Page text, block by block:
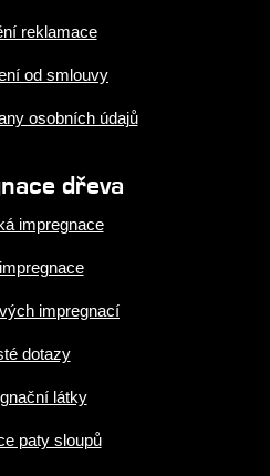
reklamace
od smlouvy
osobních údajů
dřeva
impregnace
impregnací
dotazy
látky
paty sloupů